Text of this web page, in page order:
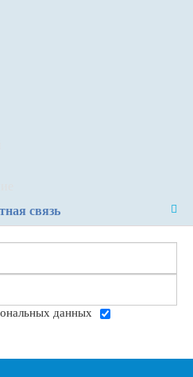
связь
данных